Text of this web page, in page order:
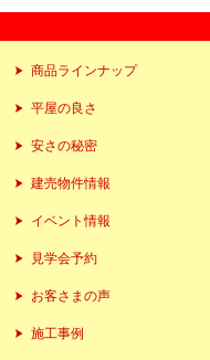
商品ラインナップ
平屋の良さ
安さの秘密
建売物件情報
イベント情報
見学会予約
お客さまの声
施工事例